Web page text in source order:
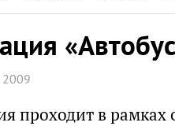
2009
проходит в рамках